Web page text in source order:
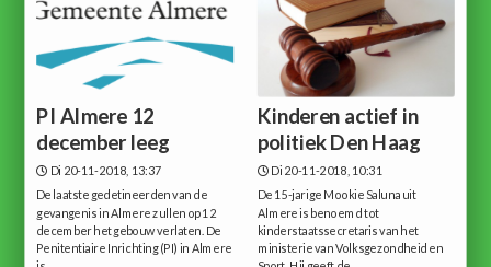
PI Almere 12
december leeg
Di 20-11-2018, 13:37
De laatste gedetineerden van de
gevangenis in Almere zullen op 12
december het gebouw verlaten. De
Penitentiaire Inrichting (PI) in Almere
Kinderen actief in
politiek Den Haag
Di 20-11-2018, 10:31
De 15-jarige Mookie Saluna uit
Almere is benoemd tot
kinderstaatssecretaris van het
ministerie van Volksgezondheid en